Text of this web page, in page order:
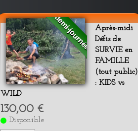
demi-journée Après-midi
Défis de
SURVIE en
FAMILLE
(tout public)
: KIDS vs
WILD
130,00 €
Disponible